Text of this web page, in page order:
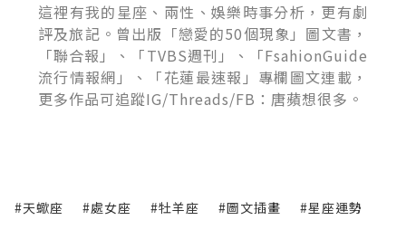
這裡有我的星座、兩性、娛樂時事分析，更有劇
評及旅記。曾出版「戀愛的50個現象」圖文書，
「聯合報」、「TVBS週刊」、「FsahionGuide
流行情報網」、「花蓮最速報」專欄圖文連載，
更多作品可追蹤IG/Threads/FB：唐蘋想很多。
#天蠍座 #處女座 #牡羊座 #圖文插畫 #星座運勢